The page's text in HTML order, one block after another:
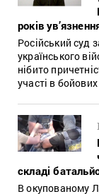
років
Російський суд
українського
нібито
участі в
складі
В окупованому